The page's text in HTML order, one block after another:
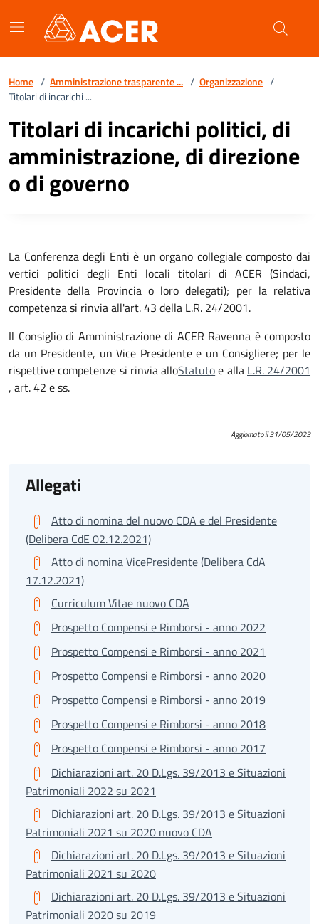
Home / Amministrazione trasparente ... / Organizzazione /
Titolari di incarichi ...
Titolari di incarichi politici, di
amministrazione, di direzione
o di governo
La Conferenza degli Enti è un organo collegiale composto dai
vertici politici degli Enti locali titolari di ACER (Sindaci,
Presidente della Provincia o loro delegati); per la relativa
competenza si rinvia all'art. 43 della L.R. 24/2001.
Il Consiglio di Amministrazione di ACER Ravenna è composto
da un Presidente, un Vice Presidente e un Consigliere; per le
rispettive competenze si rinvia alloStatutoe alla L.R. 24/2001
, art. 42 e ss.
Aggiornato il 31/05/2023
Allegati
Atto di nomina del nuovo CDA e del Presidente
(Delibera CdE 02.12.2021)
Atto di nomina VicePresidente (Delibera CdA
17.12.2021)
Curriculum Vitae nuovo CDA
Prospetto Compensi e Rimborsi - anno 2022
Prospetto Compensi e Rimborsi - anno 2021
Prospetto Compensi e Rimborsi - anno 2020
Prospetto Compensi e Rimborsi - anno 2019
Prospetto Compensi e Rimborsi - anno 2018
Prospetto Compensi e Rimborsi - anno 2017
Dichiarazioni art. 20 D.Lgs. 39/2013 e Situazioni
Patrimoniali 2022 su 2021
Dichiarazioni art. 20 D.Lgs. 39/2013 e Situazioni
Patrimoniali 2021 su 2020 nuovo CDA
Dichiarazioni art. 20 D.Lgs. 39/2013 e Situazioni
Patrimoniali 2021 su 2020
Dichiarazioni art. 20 D.Lgs. 39/2013 e Situazioni
Patrimoniali 2020 su 2019